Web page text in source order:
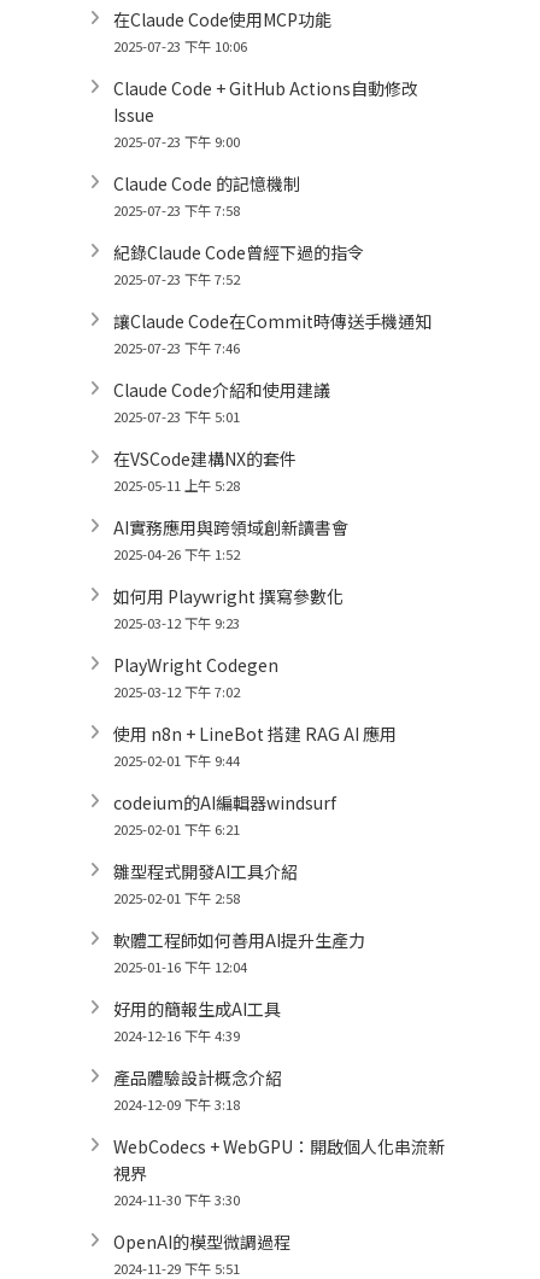
在Claude Code使用MCP功能
2025-07-23 下午 10:06
Claude Code + GitHub Actions自動修改
Issue
2025-07-23 下午 9:00
Claude Code 的記憶機制
2025-07-23 下午 7:58
紀錄Claude Code曾經下過的指令
2025-07-23 下午 7:52
讓Claude Code在Commit時傳送手機通知
2025-07-23 下午 7:46
Claude Code介紹和使用建議
2025-07-23 下午 5:01
在VSCode建構NX的套件
2025-05-11 上午 5:28
AI實務應用與跨領域創新讀書會
2025-04-26 下午 1:52
如何用 Playwright 撰寫參數化
2025-03-12 下午 9:23
PlayWright Codegen
2025-03-12 下午 7:02
使用 n8n + LineBot 搭建 RAG AI 應用
2025-02-01 下午 9:44
codeium的AI編輯器windsurf
2025-02-01 下午 6:21
雛型程式開發AI工具介紹
2025-02-01 下午 2:58
軟體工程師如何善用AI提升生產力
2025-01-16 下午 12:04
好用的簡報生成AI工具
2024-12-16 下午 4:39
產品體驗設計概念介紹
2024-12-09 下午 3:18
WebCodecs + WebGPU：開啟個人化串流新
視界
2024-11-30 下午 3:30
OpenAI的模型微調過程
2024-11-29 下午 5:51